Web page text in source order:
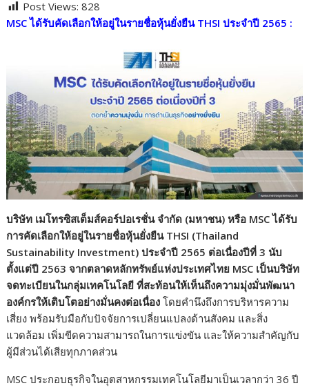
e
k
itte p
y
Li
n
k
ar
Post Views: 828
MSC ได้รับคัดเลือกให้อยู่ในรายชื่อหุ้นยั่งยืน THSI ประจำปี 2565 :
บริษัท เมโทรซิสเต็มส์คอร์ปอเรชั่น จำกัด (มหาชน) หรือ MSC ได้รับ
การคัดเลือกให้อยู่ในรายชื่อหุ้นยั่งยืน THSI (Thailand
Sustainability Investment) ประจำปี 2565 ต่อเนื่องปีที่ 3 นับ
ตั้งแต่ปี 2563 จากตลาดหลักทรัพย์แห่งประเทศไทย MSC เป็นบริษัท
จดทะเบียนในกลุ่มเทคโนโลยี ที่สะท้อนให้เห็นถึงความมุ่งมั่นพัฒนา
องค์กรให้เติบโตอย่างมั่นคงต่อเนื่อง โดยคำนึงถึงการบริหารความ
เสี่ยง พร้อมรับมือกับปัจจัยการเปลี่ยนแปลงด้านสังคม และสิ่ง
แวดล้อม เพิ่มขีดความสามารถในการแข่งขัน และให้ความสำคัญกับ
ผู้มีส่วนได้เสียทุกภาคส่วน
MSC ประกอบธุรกิจในอุตสาหกรรมเทคโนโลยีมาเป็นเวลากว่า 36 ปี